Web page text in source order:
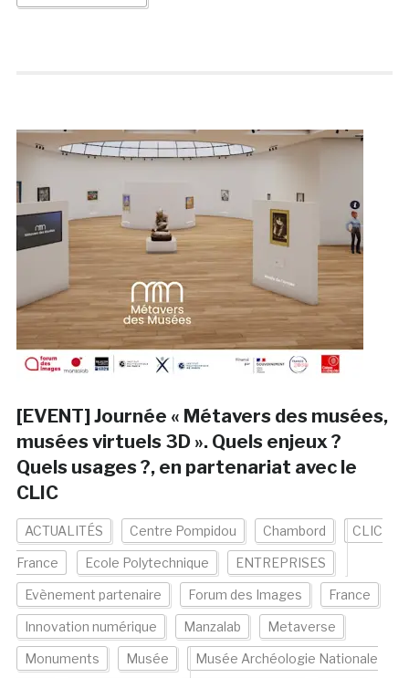
[EVENT] Journée « Métavers des musées,
musées virtuels 3D ». Quels enjeux ?
Quels usages ?, en partenariat avec le
CLIC
ACTUALITÉS Centre Pompidou Chambord CLIC
France Ecole Polytechnique ENTREPRISES
Evènement partenaire Forum des Images France
Innovation numérique Manzalab Metaverse
Monuments Musée Musée Archéologie Nationale